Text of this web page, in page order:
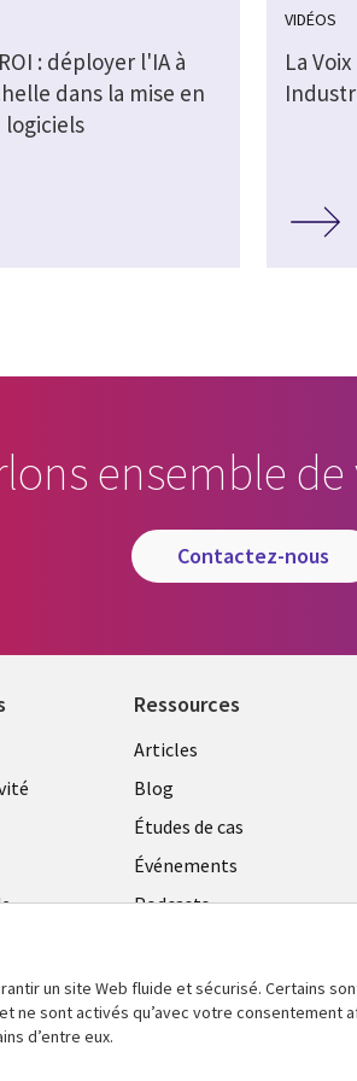
: déployer l'IA à
dans la mise en
logiciels
VIDÉOS
La
ensemble
contactez-nous
Ressources
Library
Links
FRANCE
Articles
Blog
Études de cas
Événements
Podcasts
Vidéos
En voir plus
un site Web fluide et sécurisé. Certains
ne sont activés qu’avec votre consentement
d’entre eux.